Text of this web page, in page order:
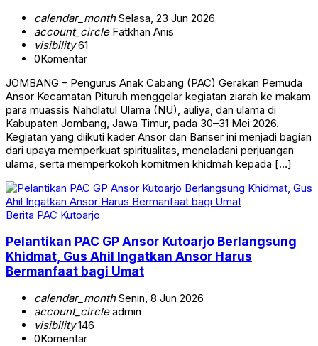
calendar_monthSelasa, 23 Jun 2026
account_circleFatkhan Anis
visibility61
0Komentar
JOMBANG – Pengurus Anak Cabang (PAC) Gerakan Pemuda
Ansor Kecamatan Pituruh menggelar kegiatan ziarah ke makam
para muassis Nahdlatul Ulama (NU), auliya, dan ulama di
Kabupaten Jombang, Jawa Timur, pada 30–31 Mei 2026.
Kegiatan yang diikuti kader Ansor dan Banser ini menjadi bagian
dari upaya memperkuat spiritualitas, meneladani perjuangan
ulama, serta memperkokoh komitmen khidmah kepada […]
Berita PAC Kutoarjo
Pelantikan PAC GP Ansor Kutoarjo Berlangsung
Khidmat, Gus Ahil Ingatkan Ansor Harus
Bermanfaat bagi Umat
calendar_monthSenin, 8 Jun 2026
account_circleadmin
visibility146
0Komentar